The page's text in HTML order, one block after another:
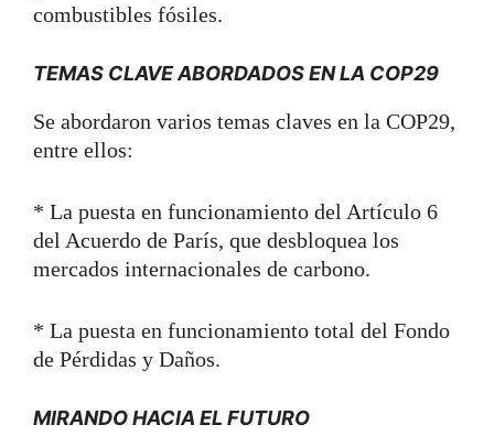
combustibles fósiles.
TEMAS CLAVE ABORDADOS EN LA COP29
Se abordaron varios temas claves en la COP29,
entre ellos:
* La puesta en funcionamiento del Artículo 6
del Acuerdo de París, que desbloquea los
mercados internacionales de carbono.
* La puesta en funcionamiento total del Fondo
de Pérdidas y Daños.
MIRANDO HACIA EL FUTURO